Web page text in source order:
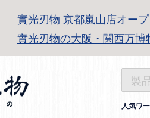
實光刃物 京都嵐山店オー
實光刃物の大阪・関西万
人気ワ